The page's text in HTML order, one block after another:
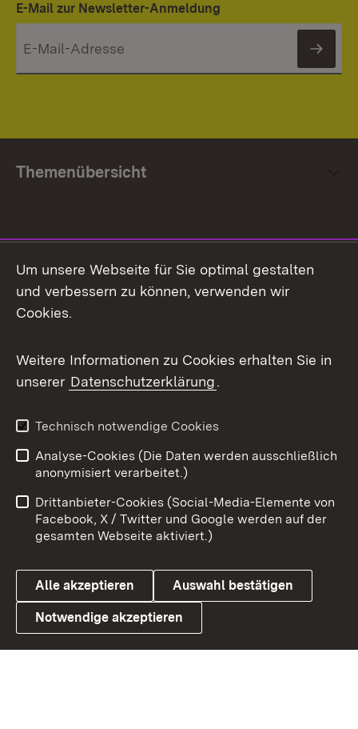
E-Mail zur Newsletter-Anmeldung
Themenübersicht
Facebook
X / Twitter
Youtube
Link zum Landesportal
Impressum
Kontakt
Barrierefreiheit
Datenschutz
Cookies
Um unsere Webseite für Sie optimal gestalten
und verbessern zu können, verwenden wir
Cookies.
Weitere Informationen zu Cookies erhalten Sie in
unserer Datenschutzerklärung.
Technisch notwendige Cookies
Analyse-Cookies (Die Daten werden ausschließlich
anonymisiert verarbeitet.)
Drittanbieter-Cookies (Social-Media-Elemente von
Facebook, X / Twitter und Google werden auf der
gesamten Webseite aktiviert.)
Alle akzeptieren Auswahl bestätigen
Notwendige akzeptieren